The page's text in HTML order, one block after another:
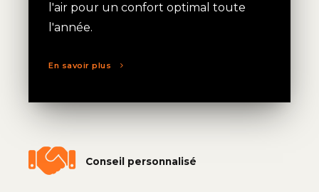
l'air pour un confort optimal toute
l'année.
En savoir plus
Conseil personnalisé